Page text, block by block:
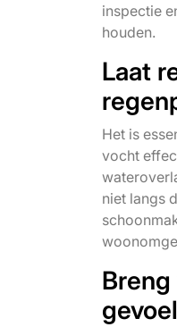
inspectie
houden.
Laat
Het is
vocht
niet langs